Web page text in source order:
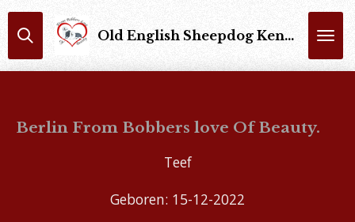
Ga
direct
naar
Old English Sheepdog Kennel : From Bobbers Love Of Beauty Trimsalon : Bobbers Of Beauty
Berlin From Bobbers love Of Beauty.
Teef
Geboren: 15-12-2022